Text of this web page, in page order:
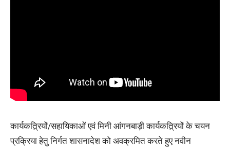
कार्यकत्र्रियों/सहायिकाओं एवं मिनी आंगनबाड़ी कार्यकत्र्रियों के चयन
प्रक्रिया हेतु निर्गत शासनादेश को अवक्रमित करते हुए नवीन